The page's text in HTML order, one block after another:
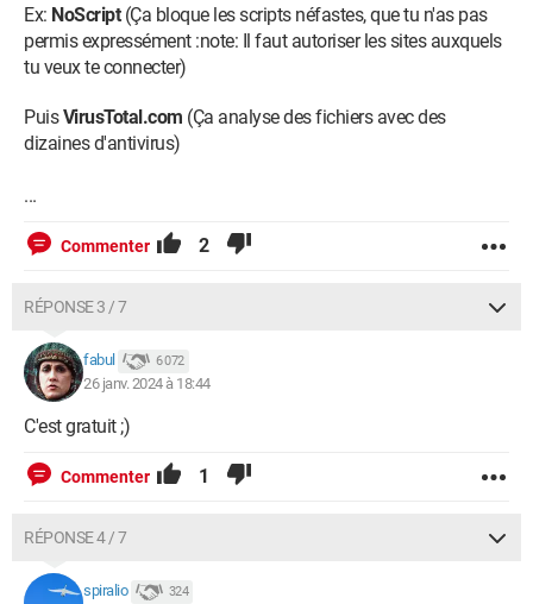
Ex: NoScript (Ça bloque les scripts néfastes, que tu n'as pas
permis expressément :note: Il faut autoriser les sites auxquels
tu veux te connecter)
PuisVirusTotal.com (Ça analyse des fichiers avec des
dizaines d'antivirus)
...
Commenter 2
RÉPONSE 3 / 7
fabul 6 072
26 janv. 2024 à 18:44
C'est gratuit ;)
Commenter 1
RÉPONSE 4 / 7
spiralio 324